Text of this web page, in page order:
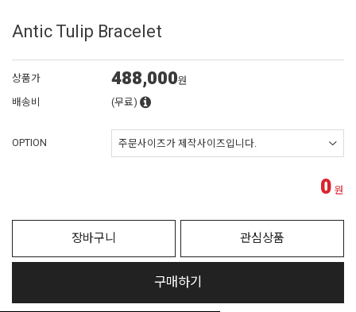
Antic Tulip Bracelet
상품가 488,000원
배송비
(무료)
OPTION
0 원
장바구니 관심상품
구매하기